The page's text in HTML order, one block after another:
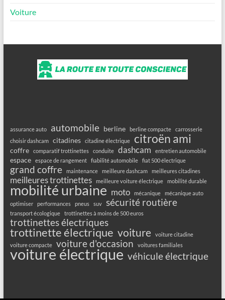
Voiture
assurance auto automobile berline berline compacte
carrosserie
choisir dashcam
citadines citadine électrique citroën ami
coffre comparatif trottinettes conduite dashcam entretien automobile
espace espace de rangement fiabilité automobile fiat 500 électrique
grand coffre maintenance meilleure dashcam meilleures citadines
meilleures trottinettes meilleure voiture électrique mobilité durable
mobilité urbaine moto mécanique
mécanique auto
optimiser
performances pneus suv sécurité routière
transport écologique trottinettes à moins de 500 euros
trottinettes électriques
trottinette électrique voiture
voiture citadine
voiture compacte
voiture d'occasion voitures familiales
voiture électrique véhicule électrique